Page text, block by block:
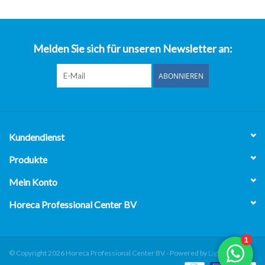
Melden Sie sich für unseren Newsletter an:
ABONNIEREN
Kundendienst
Produkte
Mein Konto
Horeca Professional Center BV
© Copyright 2026 Horeca Professional Center BV - Powered by Lightspeed